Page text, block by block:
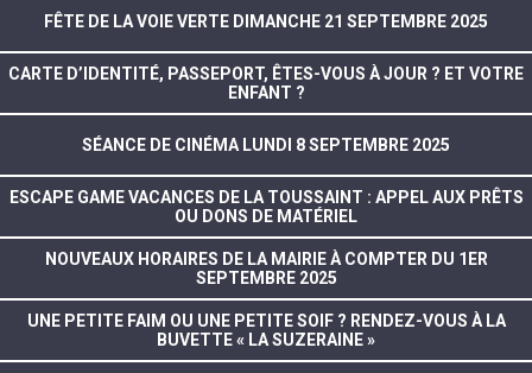
FÊTE DE LA VOIE VERTE DIMANCHE 21 SEPTEMBRE 2025
CARTE D’IDENTITÉ, PASSEPORT, ÊTES-VOUS À JOUR ? ET VOTRE
ENFANT ?
SÉANCE DE CINÉMA LUNDI 8 SEPTEMBRE 2025
ESCAPE GAME VACANCES DE LA TOUSSAINT : APPEL AUX PRÊTS
OU DONS DE MATÉRIEL
NOUVEAUX HORAIRES DE LA MAIRIE À COMPTER DU 1ER
SEPTEMBRE 2025
UNE PETITE FAIM OU UNE PETITE SOIF ? RENDEZ-VOUS À LA
BUVETTE « LA SUZERAINE »